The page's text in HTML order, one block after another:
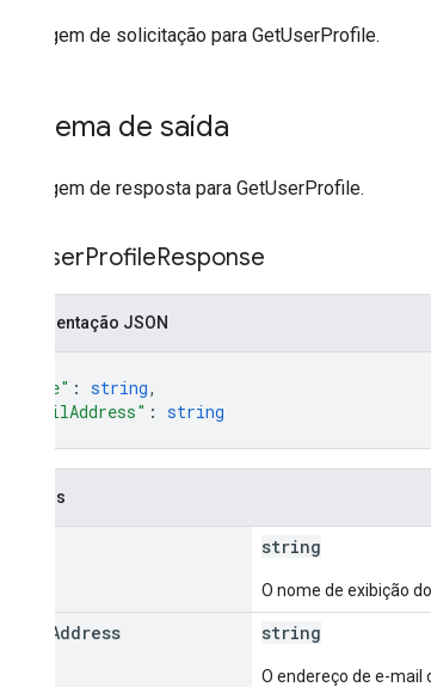
Mensagem de solicitação para GetUserProfile.
Esquema de saída
Mensagem de resposta para GetUserProfile.
UserProfileResponse
Representação JSON
"name" : string,
"emailAddress" : string
Campos
string
O nome de exibição
Address string
O endereço de e-mail